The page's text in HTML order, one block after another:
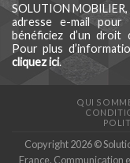
SOLUTION
adresse e-mail
bénéficiez d’un droit
Pour plus
cliquez ici.
QUI
Copyright 2026 ©
France. Communication